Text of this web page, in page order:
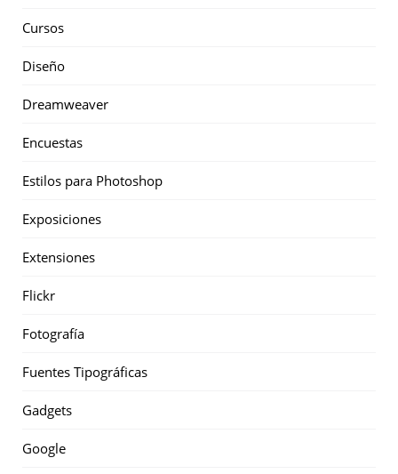
Cursos
Diseño
Dreamweaver
Encuestas
Estilos para Photoshop
Exposiciones
Extensiones
Flickr
Fotografía
Fuentes Tipográficas
Gadgets
Google